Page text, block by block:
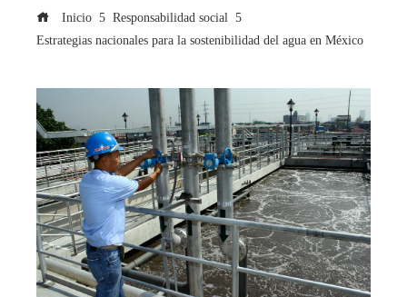
Inicio
Responsabilidad social
Estrategias nacionales para la sostenibilidad del agua en México